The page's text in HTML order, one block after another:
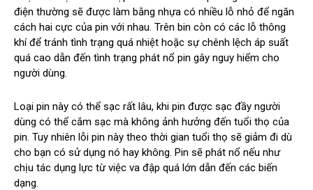
điện thường sẽ được làm bằng nhựa có nhiều lỗ nhỏ để ngăn
cách hai cực của pin với nhau. Trên bin còn có các lỗ thông
khí để tránh tình trạng quá nhiệt hoặc sự chênh lệch áp suất
quá cao dẫn đến tình trạng phát nổ pin gây nguy hiểm cho
người dùng.
Loại pin này có thể sạc rất lâu, khi pin được sạc đầy người
dùng có thể cắm sạc mà không ảnh hưởng đến tuổi thọ của
pin. Tuy nhiên lỗi pin này theo thời gian tuổi thọ sẽ giảm đi dù
cho bạn có sử dụng nó hay không. Pin sẽ phát nổ nếu như
chịu tác dụng lực từ việc va đập quá lớn dẫn đến các biến
dạng.